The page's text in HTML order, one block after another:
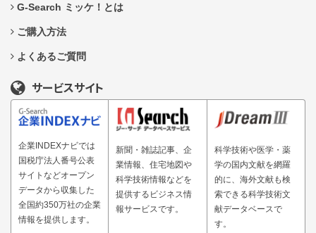
G-Search ミッケ！とは
ご購入方法
よくあるご質問
サービスサイト
企業INDEXナビでは
国税庁法人番号公表
サイトなどオープン
データから収集した
全国約350万社の企業
情報を提供します。
新聞・雑誌記事、企
業情報、住宅地図や
科学技術情報などを
提供するビジネス情
報サービスです。
科学技術や医学・薬
学の国内文献を網羅
的に、海外文献も検
索できる科学技術文
献データベースで
す。